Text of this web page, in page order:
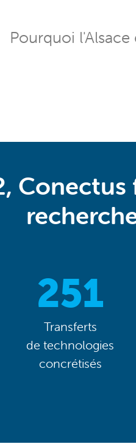
Pourquoi
251
Transferts
de technologies
concrétisés